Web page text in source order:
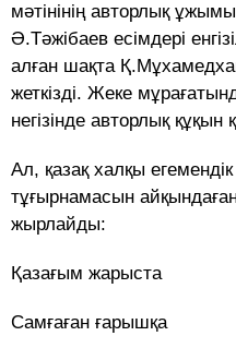
мәтінінің авторлық
Ә.Тәжібаев есімдері
алған шақта
жеткізді. Жеке
негізінде авторлық
Ал, қазақ халқы
тұғырнамасын
жырлайды:
Қазағым жарыста
Самғаған ғарышқа